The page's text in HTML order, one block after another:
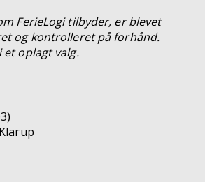
FerieLogi tilbyder, er blevet
og kontrolleret på forhånd.
et oplagt valg.